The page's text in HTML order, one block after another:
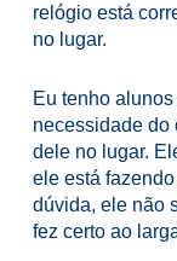
relógio está
no lugar.
Eu tenho
necessidade do
dele no lugar.
ele está
dúvida, ele não
fez certo ao